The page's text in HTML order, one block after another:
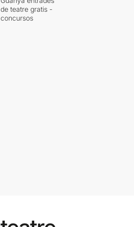
de teatre gratis -
concursos